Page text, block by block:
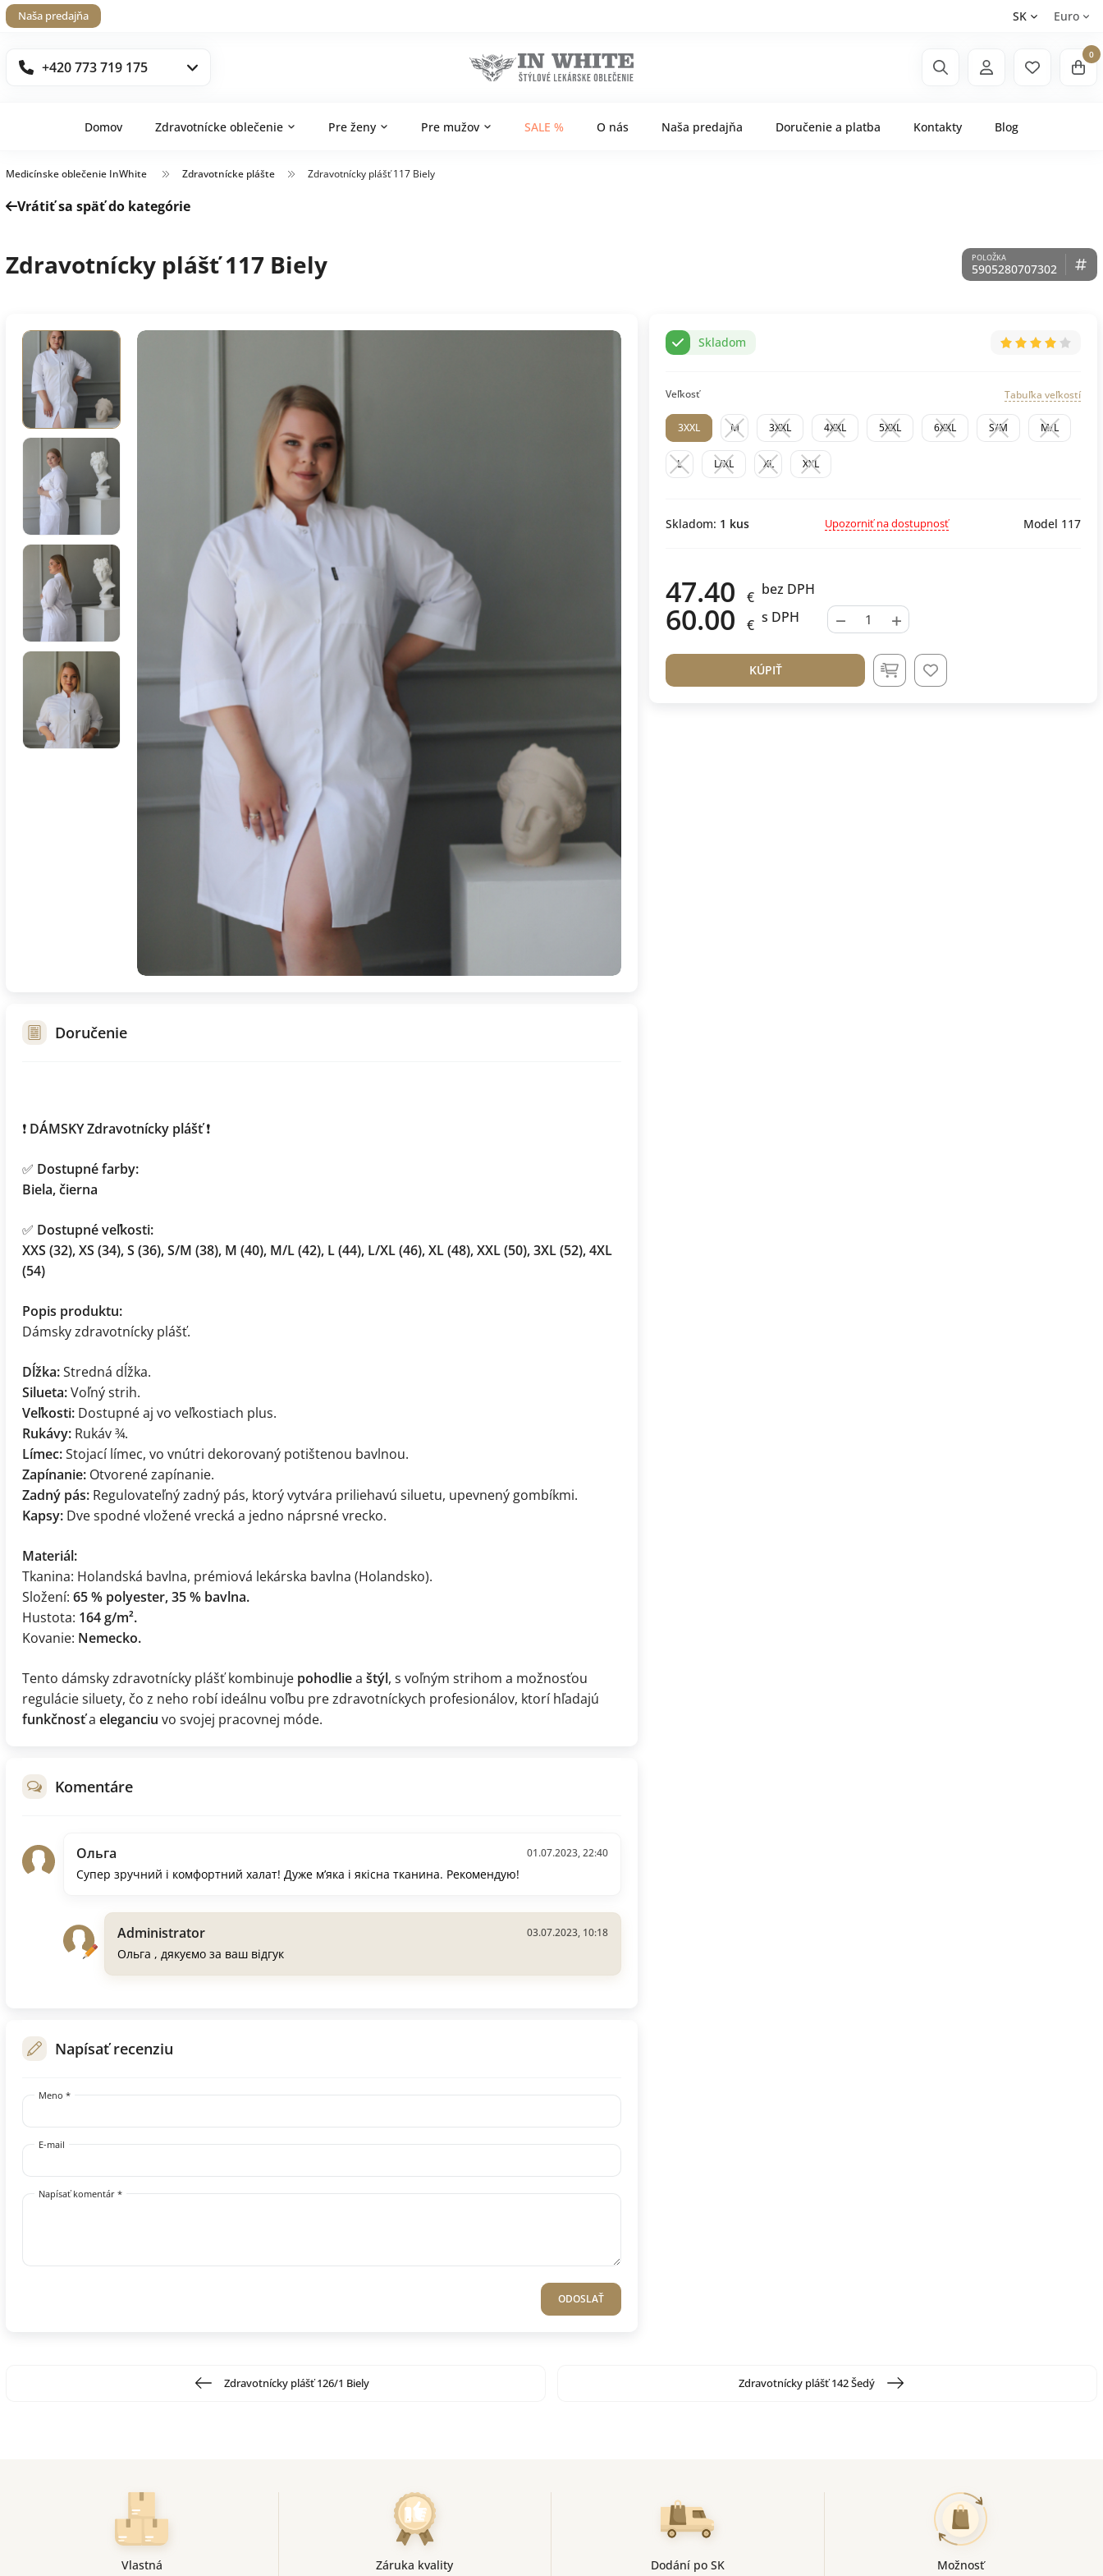
Naša predajňa SK Euro
+420 773 719 175
0
Domov Zdravotnícke oblečenie Pre ženy Pre mužov SALE % O nás Naša predajňa Doručenie a platba Kontakty Blog
Medicínske oblečenie InWhite Zdravotnícke plášte Zdravotnícky plášť 117 Biely
Vrátiť sa späť do kategórie
Zdravotnícky plášť 117 Biely 5905280707302
Skladom
Veľkosť Tabuľka veľkostí
3XXL M 3XXL 4XXL 5XXL 6XXL S/M M/L
L L/XL XL XXL
Skladom: 1 kus Upozorniť na dostupnosť Model 117
47.40 € bez DPH
60.00 € s DPH − +
KÚPIŤ
Doručenie
❗ DÁMSKY Zdravotnícky plášť❗
✅ Dostupné farby:
Biela, čierna
✅ Dostupné veľkosti:
XXS (32), XS (34), S (36), S/M (38), M (40), M/L (42), L (44), L/XL (46), XL (48), XXL (50), 3XL (52), 4XL
(54)
Popis produktu:
Dámsky zdravotnícky plášť.
Dĺžka:Stredná dĺžka.
Silueta:Voľný strih.
Veľkosti: Dostupné aj vo veľkostiach plus.
Rukávy: Rukáv ¾.
Límec:Stojací límec, vo vnútri dekorovaný potištenou bavlnou.
Zapínanie: Otvorené zapínanie.
Zadný pás: Regulovateľný zadný pás, ktorý vytvára priliehavú siluetu, upevnený gombíkmi.
Kapsy: Dve spodné vložené vrecká a jedno náprsné vrecko.
Materiál:
Tkanina: Holandská bavlna, prémiová lekárska bavlna (Holandsko).
Složení: 65 % polyester, 35 % bavlna.
Hustota: 164 g/m².
Kovanie: Nemecko.
Tento dámsky zdravotnícky plášť kombinuje pohodliea štýl, s voľným strihom a možnosťou
regulácie siluety, čo z neho robí ideálnu voľbu pre zdravotníckych profesionálov, ktorí hľadajú
funkčnosťa eleganciu vo svojej pracovnej móde.
Komentáre
Ольга 01.07.2023, 22:40
Супер зручний і комфортний халат! Дуже мʼяка і якісна тканина. Рекомендую!
Administrator 03.07.2023, 10:18
Ольга , дякуємо за ваш відгук
Napísať recenziu
Meno *
E-mail
Napísať komentár *
ODOSLAŤ
Zdravotnícky plášť 126/1 Biely Zdravotnícky plášť 142 Šedý
Vlastná
Záruka kvality
Dodání po SK
Možnosť